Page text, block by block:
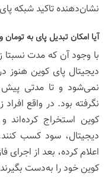
نشان‌دهنده تاکید شبکه
آیا امکان تبدیل پای به تومان
دیجیتال پای کوین هنوز
نمی‌شود و تا مدتی
نگرفته بود. در واقع
کوین استخراج کرده‌اند
دیجیتال، سود کسب
اعلام کرده، بعد از اجرای
کوین خود را به‌دست بگیرند